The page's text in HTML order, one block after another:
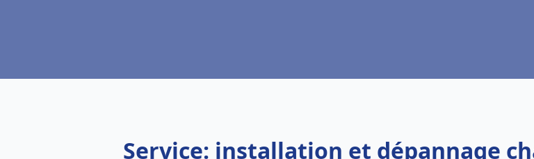
Service: installation et dépannage